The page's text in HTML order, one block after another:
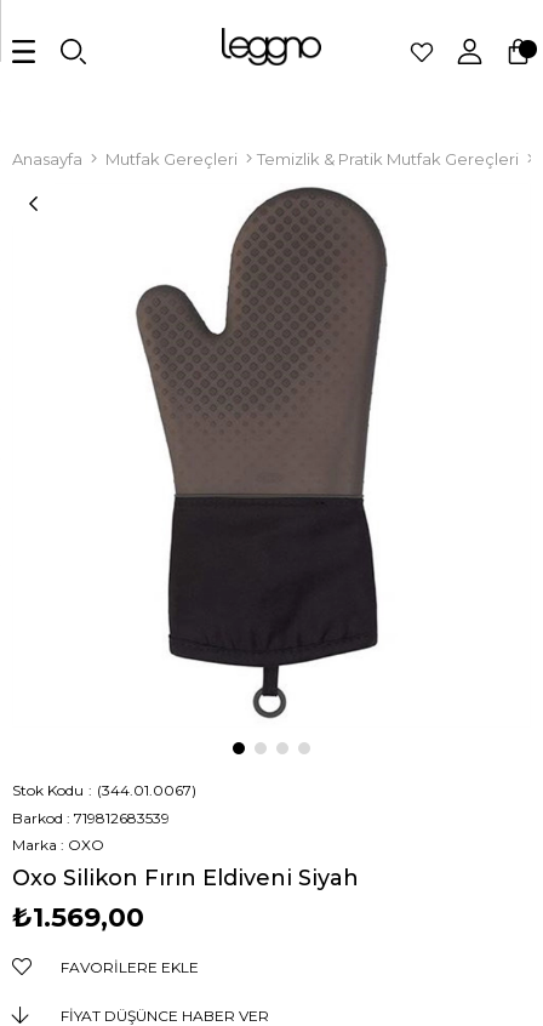
Anasayfa Mutfak Gereçleri Temizlik & Pratik Mutfak Gereçleri
Stok Kodu
(344.01.0067)
Barkod : 719812683539
Marka : OXO
Oxo Silikon Fırın Eldiveni Siyah
₺1.569,00
FAVORILERE EKLE
FIYAT DÜŞÜNCE HABER VER